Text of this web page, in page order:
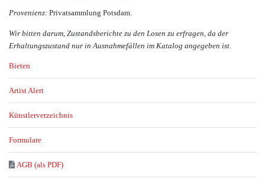
Provenienz: Privatsammlung Potsdam.
Wir bitten darum, Zustandsberichte zu den Losen zu erfragen, da der
Erhaltungszustand nur in Ausnahmefällen im Katalog angegeben ist.
Bieten
Artist Alert
Künstlerverzeichnis
Formulare
AGB (als PDF)